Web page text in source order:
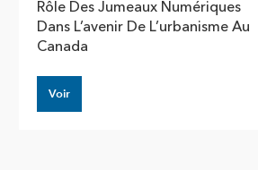
Rôle Des Jumeaux Numériques
Dans L’avenir De L’urbanisme Au
Canada
Voir